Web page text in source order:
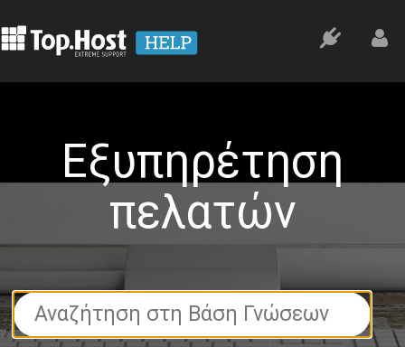
Εξυπηρέτηση
πελατών
Search
For